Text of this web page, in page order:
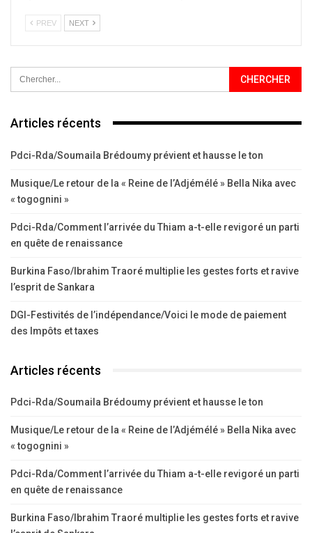
PREV NEXT
Articles récents
Pdci-Rda/Soumaila Brédoumy prévient et hausse le ton
Musique/Le retour de la « Reine de l’Adjémélé » Bella Nika avec
« togognini »
Pdci-Rda/Comment l’arrivée du Thiam a-t-elle revigoré un parti
en quête de renaissance
Burkina Faso/Ibrahim Traoré multiplie les gestes forts et ravive
l’esprit de Sankara
DGI-Festivités de l’indépendance/Voici le mode de paiement
des Impôts et taxes
Articles récents
Pdci-Rda/Soumaila Brédoumy prévient et hausse le ton
Musique/Le retour de la « Reine de l’Adjémélé » Bella Nika avec
« togognini »
Pdci-Rda/Comment l’arrivée du Thiam a-t-elle revigoré un parti
en quête de renaissance
Burkina Faso/Ibrahim Traoré multiplie les gestes forts et ravive